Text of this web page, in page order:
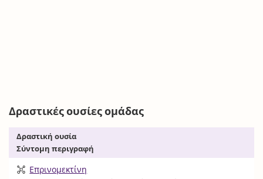
Δραστικές ουσίες ομάδας
Δραστική ουσία
Σύντομη περιγραφή
Επρινομεκτίνη